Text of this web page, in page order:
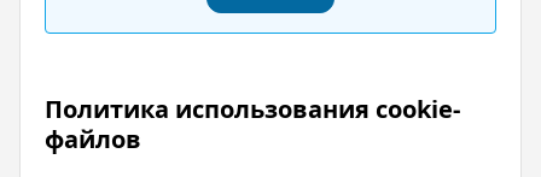
Политика использования сookie-
файлов